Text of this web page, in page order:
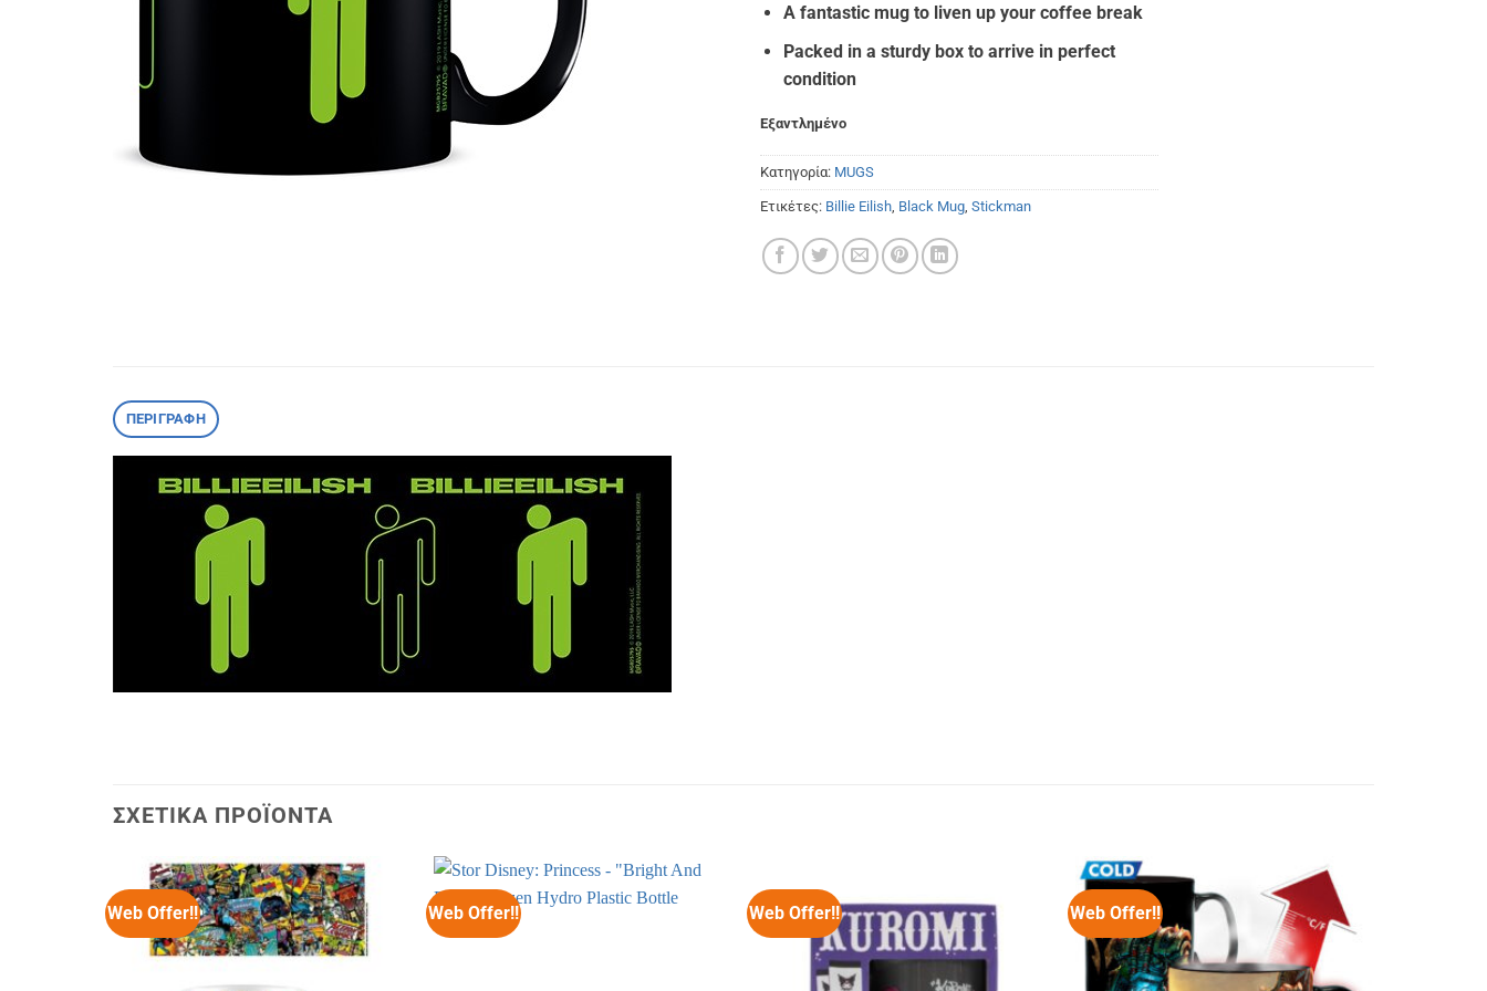
A fantastic mug to liven up your coffee break
Packed in a sturdy box to arrive in perfect
condition
Εξαντλημένο
Κατηγορία: MUGS
Ετικέτες: Billie Eilish, Black Mug, Stickman
ΠΕΡΙΓΡΑΦΉ
ΣΧΕΤΙΚΆ ΠΡΟΪΌΝΤΑ
Web Offer!! Web Offer!! Web Offer!! Web Offer!!